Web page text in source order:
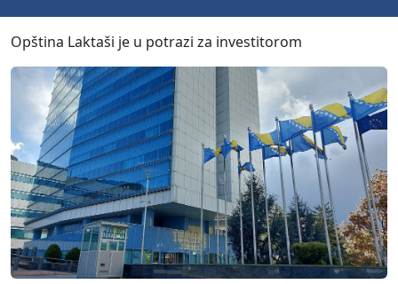
Opština Laktaši je u potrazi za investitorom